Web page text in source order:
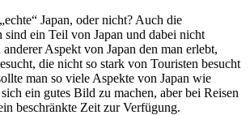
Japan, oder nicht? Auch die
sind ein Teil von Japan und dabei nicht
Aspekt von Japan den man erlebt,
die nicht so stark von Touristen besucht
man so viele Aspekte von Japan wie
ein gutes Bild zu machen, aber bei Reisen
beschränkte Zeit zur Verfügung.